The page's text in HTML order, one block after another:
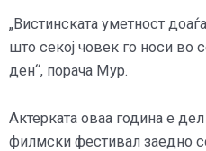
„Вистинската уметност
што секој човек го носи во
ден“, порача Мур.
Актерката оваа година е
филмски фестивал заедно